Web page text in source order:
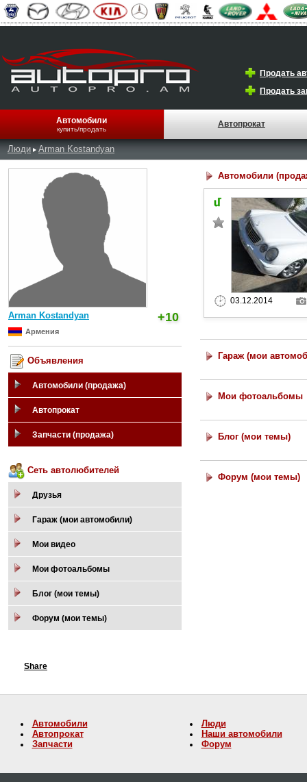
Продать
Продать
Автомобили
купить/продать
Автопрокат
Люди Arman Kostandyan
Arman Kostandyan +10
Армения
Объявления
Автомобили (продажа)
Автопрокат
Запчасти (продажа)
Сеть автолюбителей
Друзья
Гараж (мои автомобили)
Мои видео
Мои фотоальбомы
Блог (мои темы)
Форум (мои темы)
Share
Автомобили
03.12.2014
Гараж (мои
Мои фотоальбомы
Блог (мои темы)
Форум (мои темы)
Автомобили
Автопрокат
Запчасти
Люди
Наши автомобили
Форум